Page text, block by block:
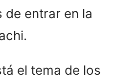
entrar en la
el tema de los